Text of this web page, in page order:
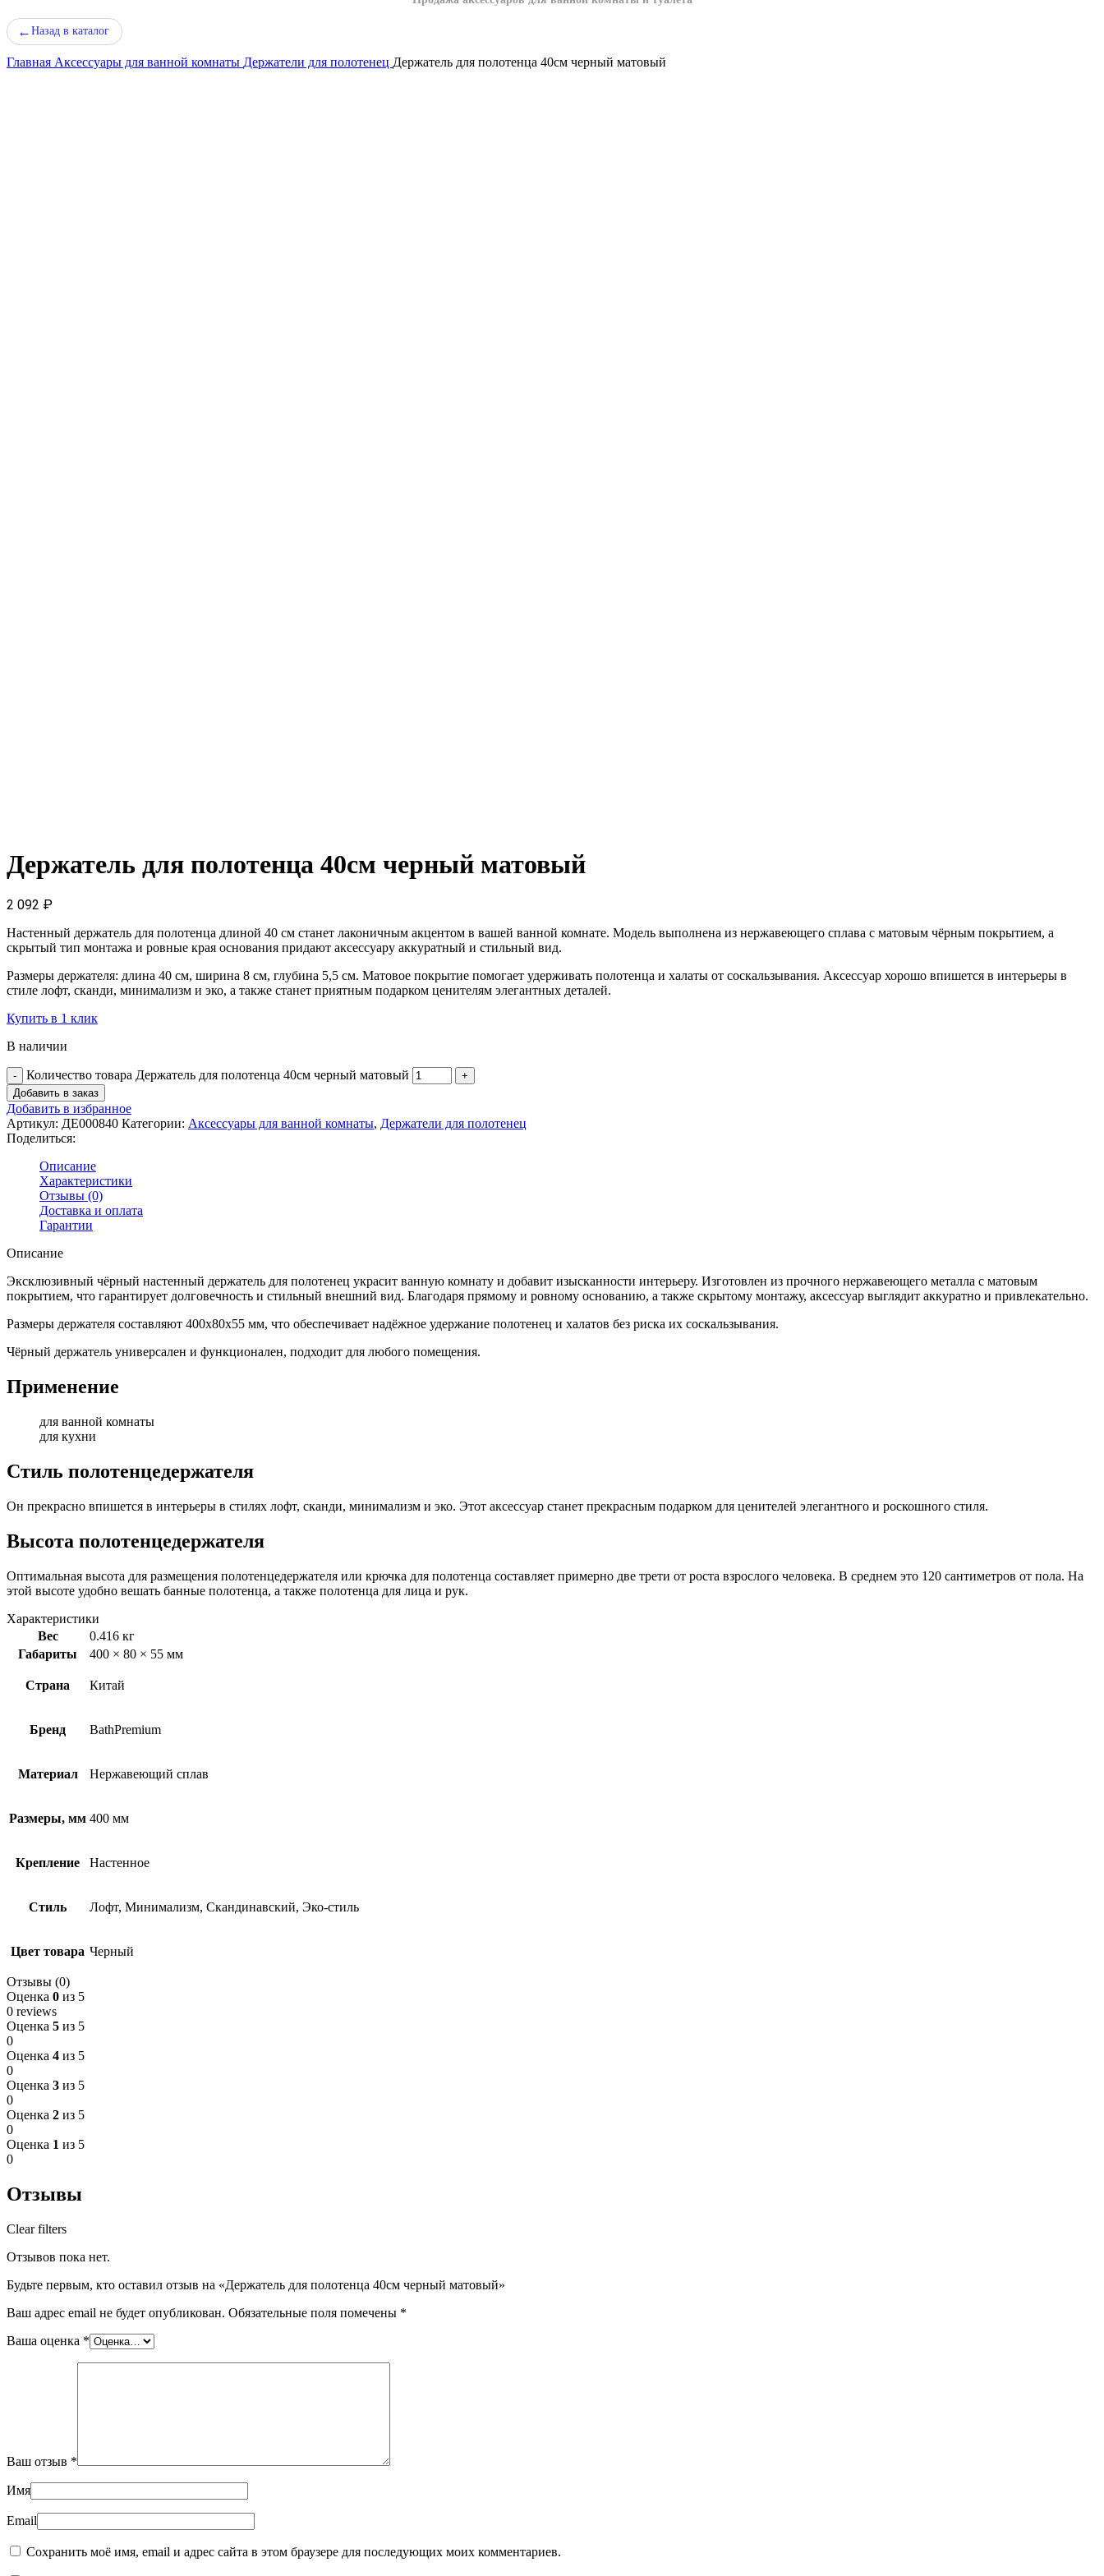
← Назад в каталог
Главная Аксессуары для ванной комнаты Держатели для полотенец Держатель для полотенца 40см черный матовый
Держатель для полотенца 40см черный матовый
2 092 ₽
Настенный держатель для полотенца длиной 40 см станет лаконичным акцентом в вашей ванной комнате. Модель выполнена из нержавеющего сплава с матовым чёрным покрытием, а
скрытый тип монтажа и ровные края основания придают аксессуару аккуратный и стильный вид.
Размеры держателя: длина 40 см, ширина 8 см, глубина 5,5 см. Матовое покрытие помогает удерживать полотенца и халаты от соскальзывания. Аксессуар хорошо впишется в интерьеры в
стиле лофт, сканди, минимализм и эко, а также станет приятным подарком ценителям элегантных деталей.
Купить в 1 клик
В наличии
Количество товара Держатель для полотенца 40см черный матовый
Добавить в заказ
Добавить в избранное
Артикул: ДЕ000840 Категории: Аксессуары для ванной комнаты, Держатели для полотенец
Поделиться:
Описание
Характеристики
Отзывы (0)
Доставка и оплата
Гарантии
Описание
Эксклюзивный чёрный настенный держатель для полотенец украсит ванную комнату и добавит изысканности интерьеру. Изготовлен из прочного нержавеющего металла с матовым
покрытием, что гарантирует долговечность и стильный внешний вид. Благодаря прямому и ровному основанию, а также скрытому монтажу, аксессуар выглядит аккуратно и привлекательно.
Размеры держателя составляют 400х80х55 мм, что обеспечивает надёжное удержание полотенец и халатов без риска их соскальзывания.
Чёрный держатель универсален и функционален, подходит для любого помещения.
Применение
для ванной комнаты
для кухни
Стиль полотенцедержателя
Он прекрасно впишется в интерьеры в стилях лофт, сканди, минимализм и эко. Этот аксессуар станет прекрасным подарком для ценителей элегантного и роскошного стиля.
Высота полотенцедержателя
Оптимальная высота для размещения полотенцедержателя или крючка для полотенца составляет примерно две трети от роста взрослого человека. В среднем это 120 сантиметров от пола. На
этой высоте удобно вешать банные полотенца, а также полотенца для лица и рук.
Характеристики
Вес
0.416 кг
Габариты
400 × 80 × 55 мм
Страна Китай
Бренд BathPremium
Материал Нержавеющий сплав
Размеры, мм 400 мм
Крепление Настенное
Стиль Лофт, Минимализм, Скандинавский, Эко-стиль
Цвет товара Черный
Отзывы (0)
Оценка 0 из 5
0 reviews
Оценка 5 из 5
0
Оценка 4 из 5
0
Оценка 3 из 5
0
Оценка 2 из 5
0
Оценка 1 из 5
0
Отзывы
Clear filters
Отзывов пока нет.
Будьте первым, кто оставил отзыв на «Держатель для полотенца 40см черный матовый»
Ваш адрес email не будет опубликован. Обязательные поля помечены *
Ваша оценка *
Ваш отзыв *
Имя
Email
Сохранить моё имя, email и адрес сайта в этом браузере для последующих моих комментариев.